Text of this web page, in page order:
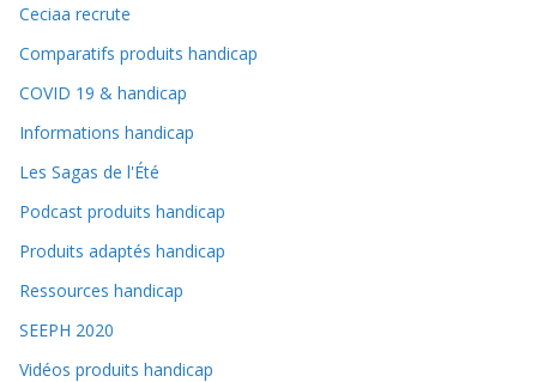
Ceciaa recrute
Comparatifs produits handicap
COVID 19 & handicap
Informations handicap
Les Sagas de l'Été
Podcast produits handicap
Produits adaptés handicap
Ressources handicap
SEEPH 2020
Vidéos produits handicap